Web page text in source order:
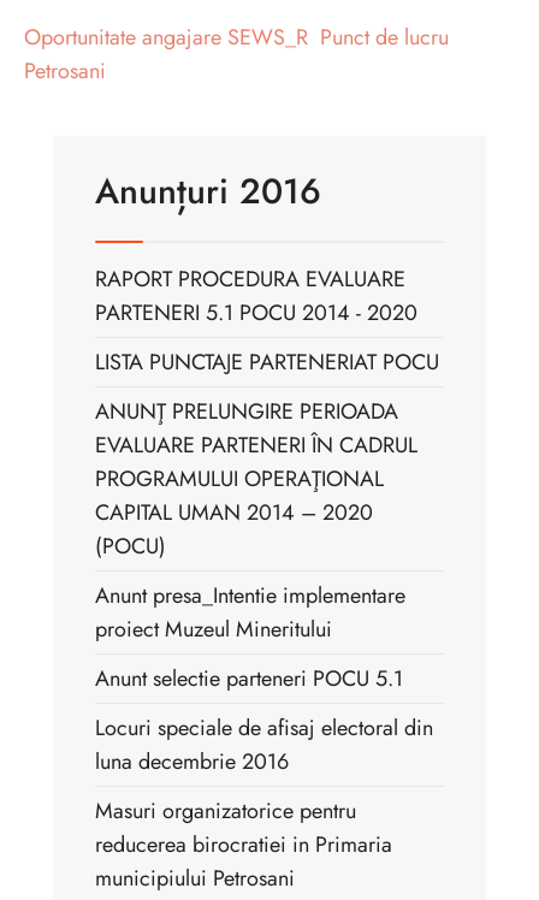
Oportunitate angajare SEWS_R Punct de lucru
Petrosani
Anunțuri 2016
RAPORT PROCEDURA EVALUARE
PARTENERI 5.1 POCU 2014 - 2020
LISTA PUNCTAJE PARTENERIAT POCU
ANUNŢ PRELUNGIRE PERIOADA
EVALUARE PARTENERI ÎN CADRUL
PROGRAMULUI OPERAŢIONAL
CAPITAL UMAN 2014 – 2020
(POCU)
Anunt presa_Intentie implementare
proiect Muzeul Mineritului
Anunt selectie parteneri POCU 5.1
Locuri speciale de afisaj electoral din
luna decembrie 2016
Masuri organizatorice pentru
reducerea birocratiei in Primaria
municipiului Petrosani